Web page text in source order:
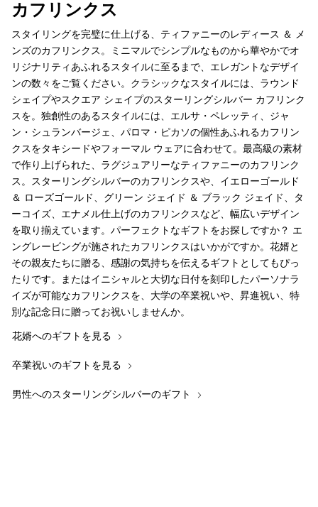
カフリンクス
スタイリングを完璧に仕上げる、ティファニーのレディース ＆ メ
ンズのカフリンクス。ミニマルでシンプルなものから華やかでオ
リジナリティあふれるスタイルに至るまで、エレガントなデザイ
ンの数々をご覧ください。クラシックなスタイルには、ラウンド
シェイプやスクエア シェイプのスターリングシルバー カフリンク
スを。独創性のあるスタイルには、エルサ・ペレッティ、ジャ
ン・シュランバージェ、パロマ・ピカソの個性あふれるカフリン
クスをタキシードやフォーマル ウェアに合わせて。最高級の素材
で作り上げられた、ラグジュアリーなティファニーのカフリンク
ス。スターリングシルバーのカフリンクスや、イエローゴールド
＆ ローズゴールド、グリーン ジェイド ＆ ブラック ジェイド、タ
ーコイズ、エナメル仕上げのカフリンクスなど、幅広いデザイン
を取り揃えています。パーフェクトなギフトをお探しですか？ エ
ングレービングが施されたカフリンクスはいかがですか。花婿と
その親友たちに贈る、感謝の気持ちを伝えるギフトとしてもぴっ
たりです。またはイニシャルと大切な日付を刻印したパーソナラ
イズが可能なカフリンクスを、大学の卒業祝いや、昇進祝い、特
別な記念日に贈ってお祝いしませんか。
花婿へのギフトを見る
卒業祝いのギフトを見る
男性へのスターリングシルバーのギフト